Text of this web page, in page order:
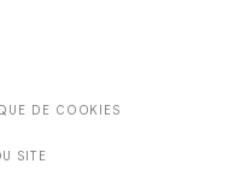
DE COOKIES
SITE